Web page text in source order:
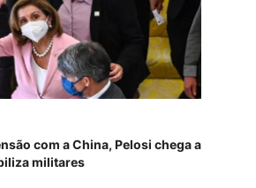
com a China, Pelosi chega a
militares